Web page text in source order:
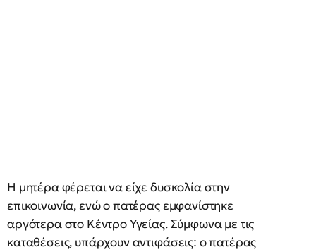
Η μητέρα φέρεται να είχε δυσκολία στην
επικοινωνία, ενώ ο πατέρας εμφανίστηκε
αργότερα στο Κέντρο Υγείας. Σύμφωνα με τις
καταθέσεις, υπάρχουν αντιφάσεις: ο πατέρας